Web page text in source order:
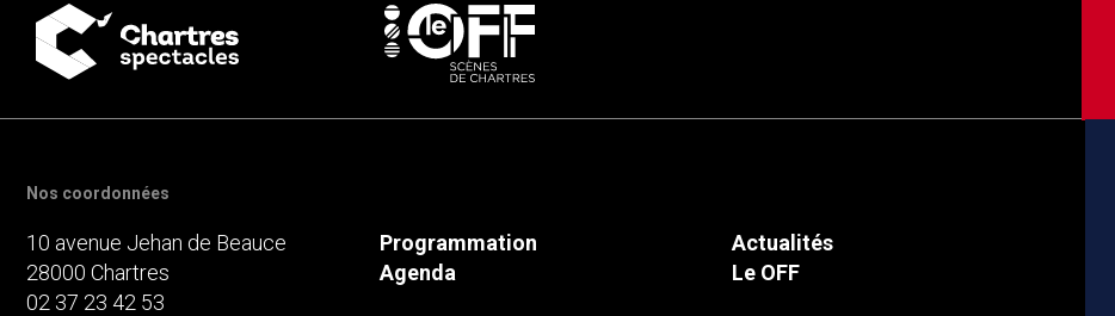
Nos coordonnées
10 avenue Jehan de Beauce
28000 Chartres
02 37 23 42 53
Programmation
Agenda
Actualités
Le OFF